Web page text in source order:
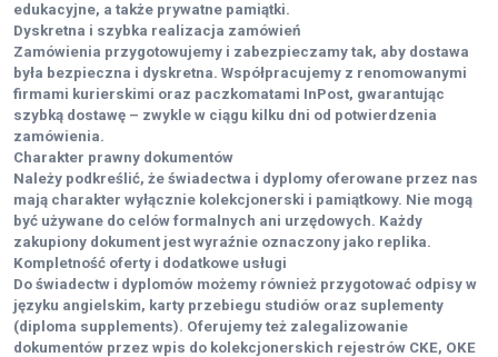
edukacyjne, a także prywatne pamiątki.
Dyskretna i szybka realizacja zamówień
Zamówienia przygotowujemy i zabezpieczamy tak, aby dostawa
była bezpieczna i dyskretna. Współpracujemy z renomowanymi
firmami kurierskimi oraz paczkomatami InPost, gwarantując
szybką dostawę – zwykle w ciągu kilku dni od potwierdzenia
zamówienia.
Charakter prawny dokumentów
Należy podkreślić, że świadectwa i dyplomy oferowane przez nas
mają charakter wyłącznie kolekcjonerski i pamiątkowy. Nie mogą
być używane do celów formalnych ani urzędowych. Każdy
zakupiony dokument jest wyraźnie oznaczony jako replika.
Kompletność oferty i dodatkowe usługi
Do świadectw i dyplomów możemy również przygotować odpisy w
języku angielskim, karty przebiegu studiów oraz suplementy
(diploma supplements). Oferujemy też zalegalizowanie
dokumentów przez wpis do kolekcjonerskich rejestrów CKE, OKE